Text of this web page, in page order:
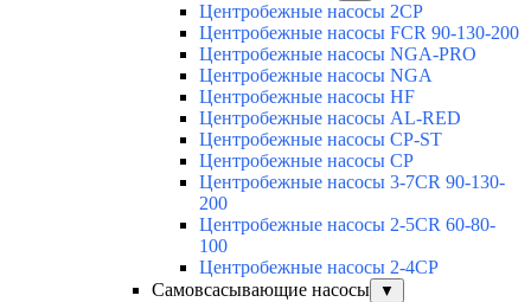
Центробежные насосы 2CP
Центробежные насосы FCR 90-130-200
Центробежные насосы NGA-PRO
Центробежные насосы NGA
Центробежные насосы HF
Центробежные насосы AL-RED
Центробежные насосы CP-ST
Центробежные насосы CP
Центробежные насосы 3-7CR 90-130-
200
Центробежные насосы 2-5CR 60-80-
100
Центробежные насосы 2-4CP
Самовсасывающие насосы
▼